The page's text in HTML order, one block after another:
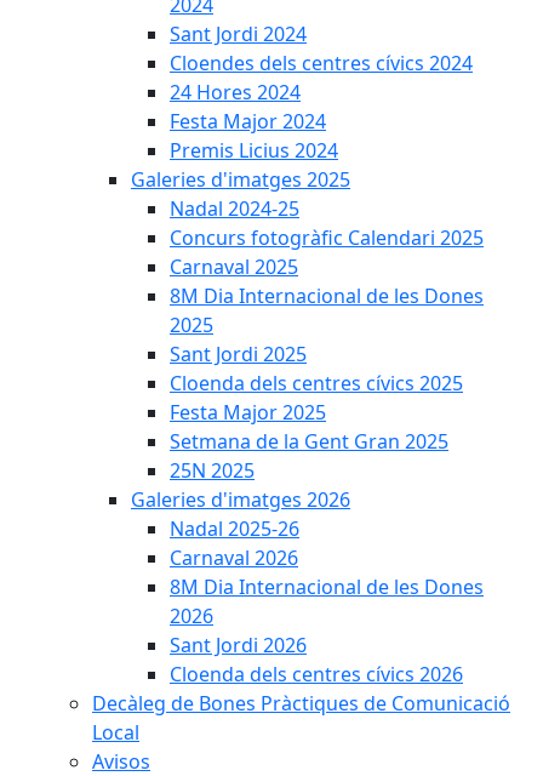
Sant Jordi 2024
Cloendes dels centres cívics 2024
24 Hores 2024
Festa Major 2024
Premis Licius 2024
Galeries d'imatges 2025
Nadal 2024-25
Concurs fotogràfic Calendari 2025
Carnaval 2025
8M Dia Internacional de les Dones
2025
Sant Jordi 2025
Cloenda dels centres cívics 2025
Festa Major 2025
Setmana de la Gent Gran 2025
25N 2025
Galeries d'imatges 2026
Nadal 2025-26
Carnaval 2026
8M Dia Internacional de les Dones
2026
Sant Jordi 2026
Cloenda dels centres cívics 2026
Decàleg de Bones Pràctiques de Comunicació
Local
Avisos